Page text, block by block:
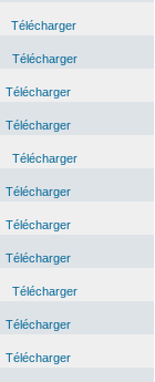
Télécharger
Télécharger
Télécharger
Télécharger
Télécharger
Télécharger
Télécharger
Télécharger
Télécharger
Télécharger
Télécharger